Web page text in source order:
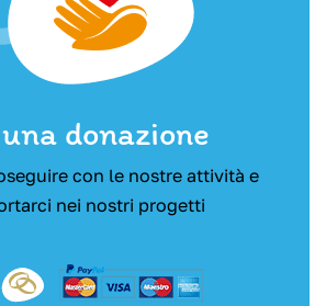
donazione
con le nostre attività e
nei nostri progetti